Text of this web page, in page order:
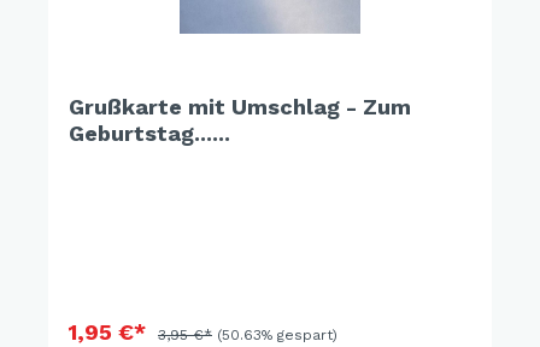
Grußkarte mit Umschlag - Zum
Geburtstag......
1,95 €* 3,95 €* (50.63% gespart)